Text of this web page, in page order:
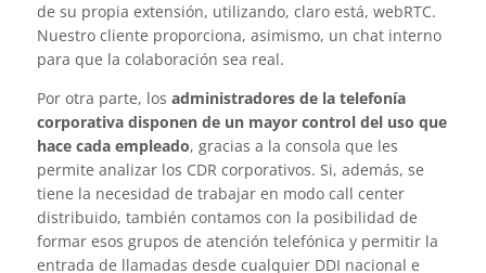
de su propia extensión, utilizando, claro está, webRTC.
Nuestro cliente proporciona, asimismo, un chat interno
para que la colaboración sea real.
Por otra parte, los administradores de la telefonía
corporativa disponen de un mayor control del uso que
hace cada empleado, gracias a la consola que les
permite analizar los CDR corporativos. Si, además, se
tiene la necesidad de trabajar en modo call center
distribuido, también contamos con la posibilidad de
formar esos grupos de atención telefónica y permitir la
entrada de llamadas desde cualquier DDI nacional e